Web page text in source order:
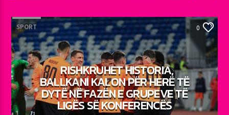
SPORT 0
RISHKRUHET HISTORIA,
BALLKANI KALON PËR HERË TË
DYTË NË FAZËN E GRUPEVE TË
LIGËS SË KONFERENCËS